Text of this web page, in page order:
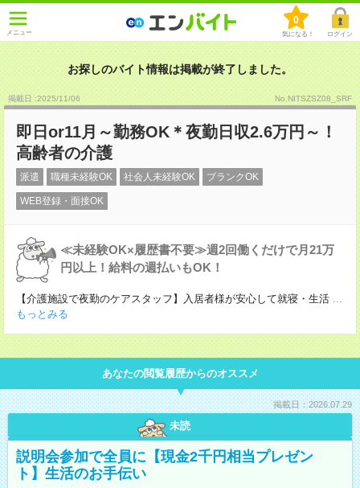
メニュー
0
気になる！ ログイン
お探しのバイト情報は掲載が終了しました。
掲載日 :2025/11/06 No.NITSZSZ08_SRF
即日or11月～勤務OK＊夜勤日収2.6万円～！
高齢者の介護
派遣 職種未経験OK 社会人未経験OK ブランクOK
WEB登録・面接OK
≪未経験OK×履歴書不要≫週2回働くだけで月21万
円以上！給料の週払いもOK！
【介護施設で夜勤のケアスタッフ】入居者様が安心して就寝・生活 ...
もっとみる
あなたの閲覧履歴からのオススメ
掲載日：2026.07.29
未読
説明会参加で全員に【現金2千円相当プレゼン
ト】生活のお手伝い